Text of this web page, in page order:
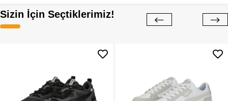
Sizin İçin Seçtiklerimiz!